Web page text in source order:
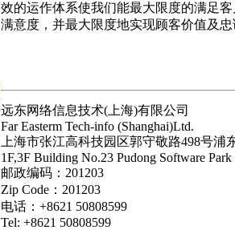
效的运作体系使我们能最大限度的满足
满意度，并最大限度地实现顾客价值及
远东网络信息技术(上海)有限公司
Far Easterm Tech-info (Shanghai)Ltd.
上海市张江高科技园区郭守敬路498号浦
1F,3F Building No.23 Pudong Software
邮政编码：201203
Zip Code：201203
电话：+8621 50808599
Tel: +8621 50808599